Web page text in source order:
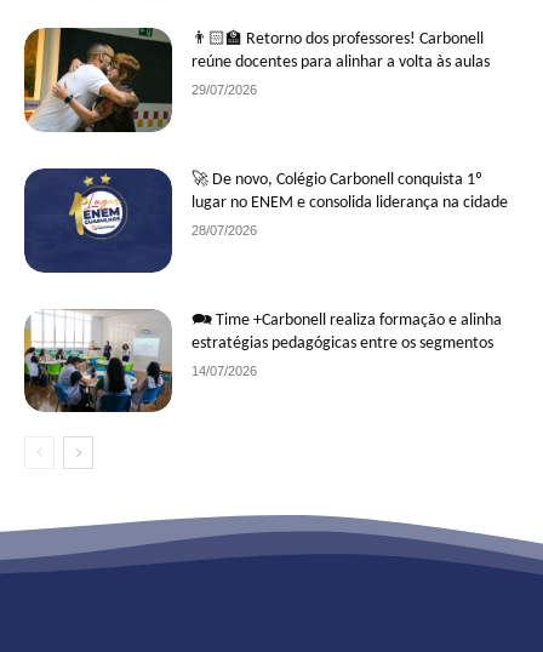
👨🏻‍🏫 Retorno dos professores! Carbonell
reúne docentes para alinhar a volta às aulas
29/07/2026
🚀 De novo, Colégio Carbonell conquista 1º
lugar no ENEM e consolida liderança na cidade
28/07/2026
🗪 Time +Carbonell realiza formação e alinha
estratégias pedagógicas entre os segmentos
14/07/2026